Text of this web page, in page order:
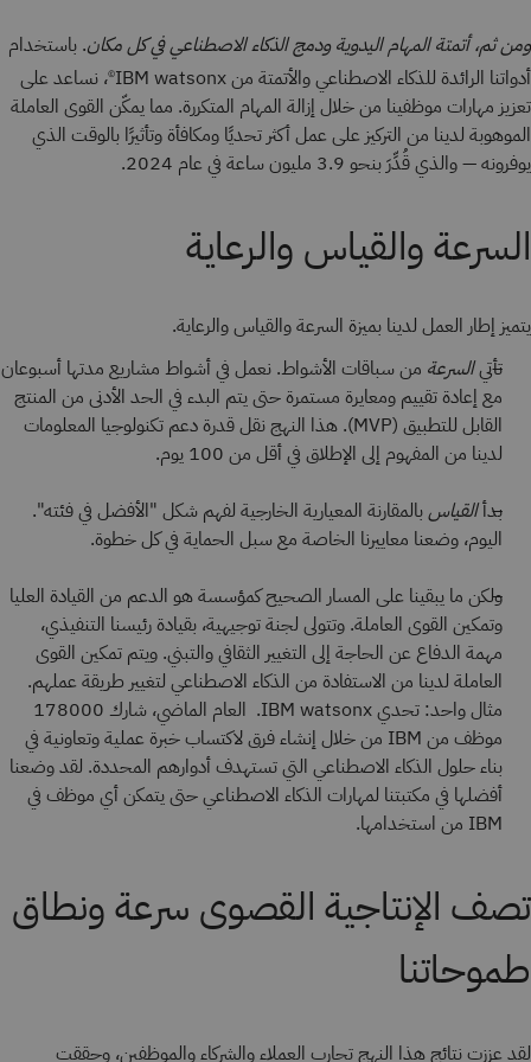
ومن ثم، أتمتة المهام اليدوية ودمج الذكاء الاصطناعي في كل مكان. باستخدام
أدواتنا الرائدة للذكاء الاصطناعي والأتمتة من IBM watsonx
©، نساعد على
تعزيز مهارات موظفينا من خلال إزالة المهام المتكررة. مما يمكّن القوى العاملة
الموهوبة لدينا من التركيز على عمل أكثر تحديًا ومكافأة وتأثيرًا بالوقت الذي
يوفرونه — والذي قُدِّرَ بنحو 3.9 مليون ساعة في عام 2024.
السرعة والقياس والرعاية
يتميز إطار العمل لدينا بميزة السرعة والقياس والرعاية.
تأتيالسرعة من سباقات الأشواط. نعمل في أشواط مشاريع مدتها أسبوعان
مع إعادة تقييم ومعايرة مستمرة حتى يتم البدء في الحد الأدنى من المنتج
القابل للتطبيق (MVP). هذا النهج نقل قدرة دعم تكنولوجيا المعلومات
لدينا من المفهوم إلى الإطلاق في أقل من 100 يوم.
بدأالقياسبالمقارنة المعيارية الخارجية لفهم شكل "الأفضل في فئته".
اليوم، وضعنا معاييرنا الخاصة مع سبل الحماية في كل خطوة.
ولكن ما يبقينا على المسار الصحيح كمؤسسة هو الدعم من القيادة العليا
وتمكين القوى العاملة. وتتولى لجنة توجيهية، بقيادة رئيسنا التنفيذي،
مهمة الدفاع عن الحاجة إلى التغيير الثقافي والتبني. ويتم تمكين القوى
العاملة لدينا من الاستفادة من الذكاء الاصطناعي لتغيير طريقة عملهم.
مثال واحد: تحدي IBM watsonx. العام الماضي، شارك 178000
موظف من IBM من خلال إنشاء فرق لاكتساب خبرة عملية وتعاونية في
بناء حلول الذكاء الاصطناعي التي تستهدف أدوارهم المحددة. لقد وضعنا
أفضلها في مكتبتنا لمهارات الذكاء الاصطناعي حتى يتمكن أي موظف في
IBM من استخدامها.
تصف الإنتاجية القصوى سرعة ونطاق
طموحاتنا
لقد عززت نتائج هذا النهج تجارب العملاء والشركاء والموظفين، وحققت